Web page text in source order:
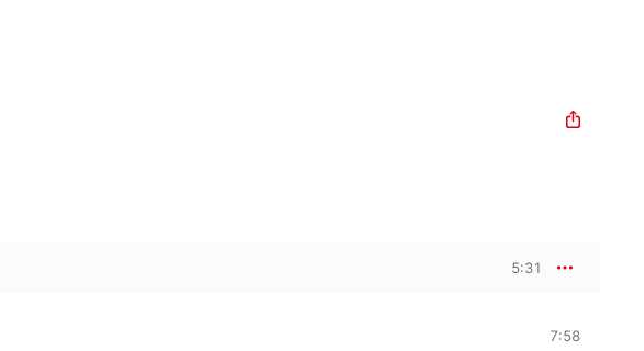
5:31
7:58